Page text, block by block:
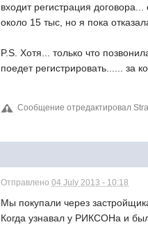
входит регистрация
около 15 тыс, но я пока
P.S. Хотя... только что
поедет регистрировать...... за
Сообщение отредактировал
Отправлено04 July 2013 - 10:18
Мы покупали через
Когда узнавал у РИКСОНа и